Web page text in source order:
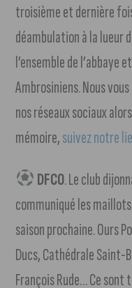
troisième et dernière
déambulation à la lueur
l’ensemble de
Ambrosiniens. Nous
nos réseaux sociaux
mémoire,suivez notre
DFCO. Le club
communiqué les
saison prochaine. Ours
Ducs, Cathédrale Saint-
François Rude… Ce sont